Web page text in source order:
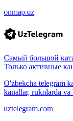
onmap.uz
Самый большой
Только активные
O'zbekcha telegram
kanallar, ruknlarda
uztelegram.com